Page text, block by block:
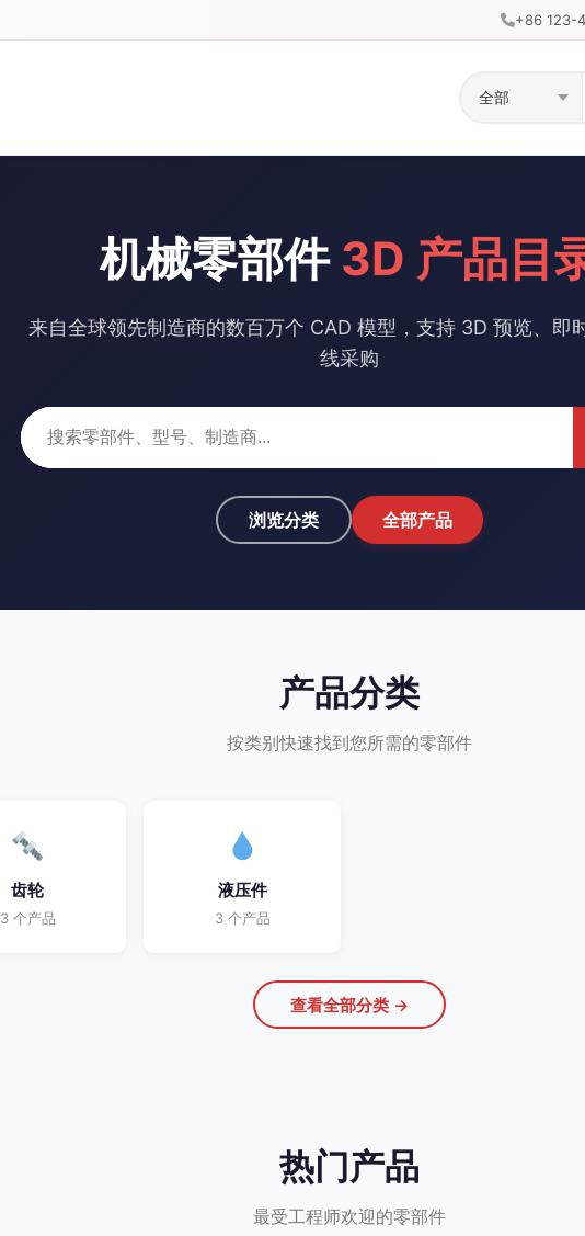
+86 123-
机械零部件 3D 产品目
来自全球领先制造商的数百万个 CAD 模型，支持 3D 预览、即
线采购
浏览分类 全部产品
产品分类
按类别快速找到您所需的零部件
齿轮
3 个产品
液压件
3 个产品
查看全部分类 →
热门产品
最受工程师欢迎的零部件